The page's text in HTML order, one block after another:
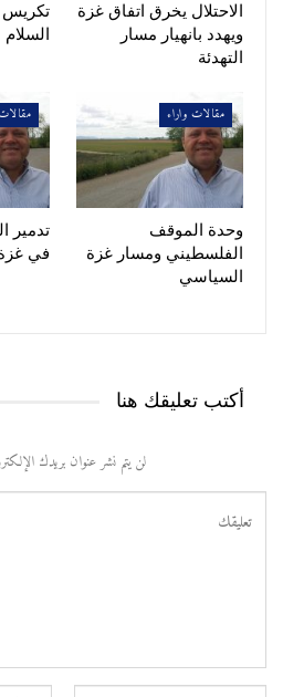
الاحتلال يخرق اتفاق غزة
ويهدد بانهيار مسار
التهدئة
تكريس
السلام
مقالات واراء
وحدة الموقف
الفلسطيني ومسار غزة
السياسي
تدمير
في
أكتب تعليقك هنا
لن يتم نشر عنوان بريدك